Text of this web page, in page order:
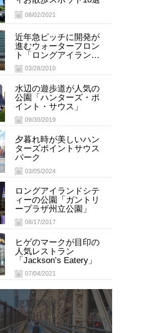
08/02/2021
03/28/2010
近年急ピッチに開発が
進むウォーターフロン
ト「ロングアイランド
シティー 」
09/30/2019
水辺の遊歩道が人気の
公園「ハンターズ・ポ
イント・サウス」
03/05/2024
夕暮れ時が美しいハン
ターズポイントサウス
パーク
08/17/2017
ロングアイランドシテ
ィーの公園「ガントリ
ープラザ州立公園」
07/04/2021
ヒゲのマークが目印の
人気レストラン
「Jackson’s Eatery」
更新情報を
FBでお知らせします